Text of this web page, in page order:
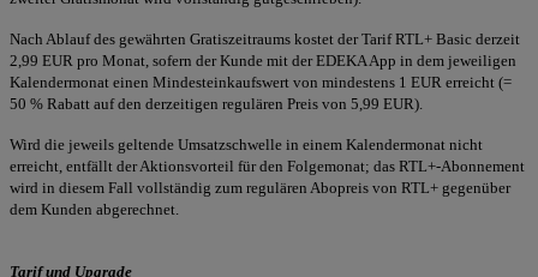
Nach Ablauf des gewährten Gratiszeitraums kostet der Tarif RTL+ Basic derzeit
2,99 EUR pro Monat, sofern der Kunde mit der EDEKA App in dem jeweiligen
Kalendermonat einen Mindesteinkaufswert von mindestens 1 EUR erreicht (=
50 % Rabatt auf den derzeitigen regulären Preis von 5,99 EUR).
Wird die jeweils geltende Umsatzschwelle in einem Kalendermonat nicht
erreicht, entfällt der Aktionsvorteil für den Folgemonat; das RTL+-Abonnement
wird in diesem Fall vollständig zum regulären Abopreis von RTL+ gegenüber
dem Kunden abgerechnet.
Tarif und Upgrade